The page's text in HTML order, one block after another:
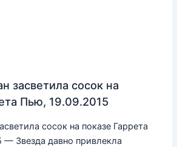
засветила сосок на
Пью, 19.09.2015
сосок на показе Гаррета
— Звезда давно привлекла